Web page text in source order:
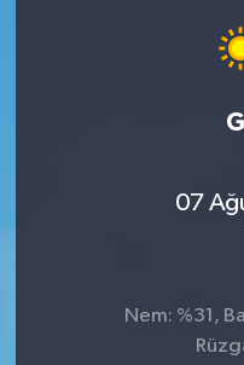
07
Nem: %31,